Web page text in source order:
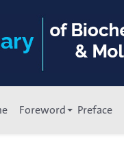
Foreword Preface